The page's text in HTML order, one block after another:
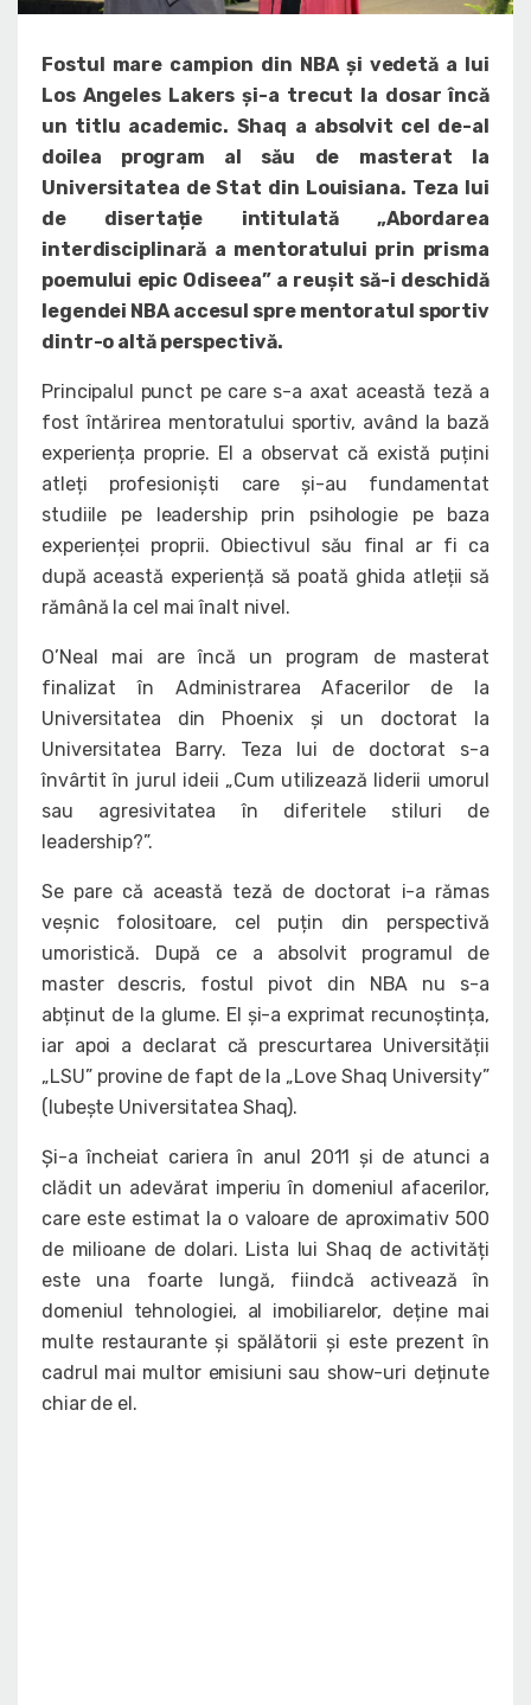
Fostul mare campion din NBA și vedetă a lui
Los Angeles Lakers și-a trecut la dosar încă
un titlu academic. Shaq a absolvit cel de-al
doilea program al său de masterat la
Universitatea de Stat din Louisiana. Teza lui
de disertație intitulată „Abordarea
interdisciplinară a mentoratului prin prisma
poemului epic Odiseea” a reușit să-i deschidă
legendei NBA accesul spre mentoratul sportiv
dintr-o altă perspectivă.
Principalul punct pe care s-a axat această teză a
fost întărirea mentoratului sportiv, având la bază
experiența proprie. El a observat că există puțini
atleți profesioniști care și-au fundamentat
studiile pe leadership prin psihologie pe baza
experienței proprii. Obiectivul său final ar fi ca
după această experiență să poată ghida atleții să
rămână la cel mai înalt nivel.
O’Neal mai are încă un program de masterat
finalizat în Administrarea Afacerilor de la
Universitatea din Phoenix și un doctorat la
Universitatea Barry. Teza lui de doctorat s-a
învârtit în jurul ideii „Cum utilizează liderii umorul
sau agresivitatea în diferitele stiluri de
leadership?”.
Se pare că această teză de doctorat i-a rămas
veșnic folositoare, cel puțin din perspectivă
umoristică. După ce a absolvit programul de
master descris, fostul pivot din NBA nu s-a
abținut de la glume. El și-a exprimat recunoștința,
iar apoi a declarat că prescurtarea Universității
„LSU” provine de fapt de la „Love Shaq University”
(Iubește Universitatea Shaq).
Și-a încheiat cariera în anul 2011 și de atunci a
clădit un adevărat imperiu în domeniul afacerilor,
care este estimat la o valoare de aproximativ 500
de milioane de dolari. Lista lui Shaq de activități
este una foarte lungă, fiindcă activează în
domeniul tehnologiei, al imobiliarelor, deține mai
multe restaurante și spălătorii și este prezent în
cadrul mai multor emisiuni sau show-uri deținute
chiar de el.